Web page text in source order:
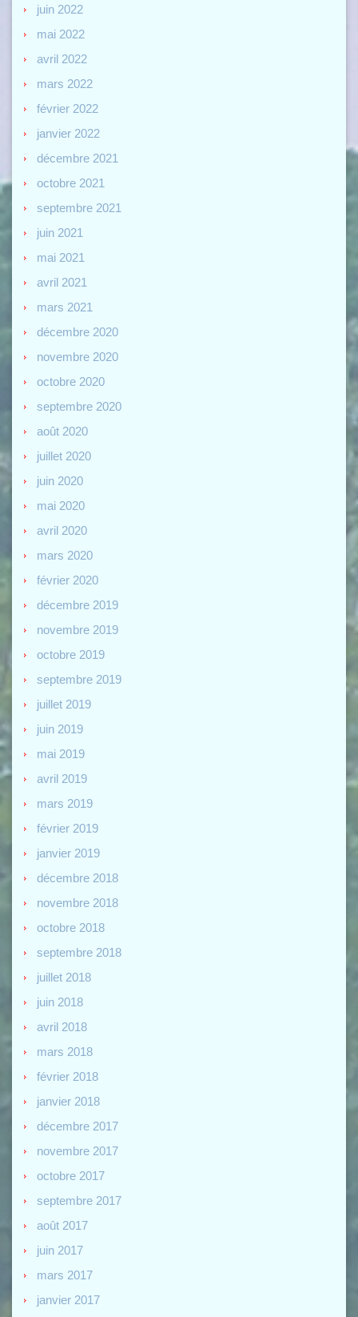
juin 2022
mai 2022
avril 2022
mars 2022
février 2022
janvier 2022
décembre 2021
octobre 2021
septembre 2021
juin 2021
mai 2021
avril 2021
mars 2021
décembre 2020
novembre 2020
octobre 2020
septembre 2020
août 2020
juillet 2020
juin 2020
mai 2020
avril 2020
mars 2020
février 2020
décembre 2019
novembre 2019
octobre 2019
septembre 2019
juillet 2019
juin 2019
mai 2019
avril 2019
mars 2019
février 2019
janvier 2019
décembre 2018
novembre 2018
octobre 2018
septembre 2018
juillet 2018
juin 2018
avril 2018
mars 2018
février 2018
janvier 2018
décembre 2017
novembre 2017
octobre 2017
septembre 2017
août 2017
juin 2017
mars 2017
janvier 2017